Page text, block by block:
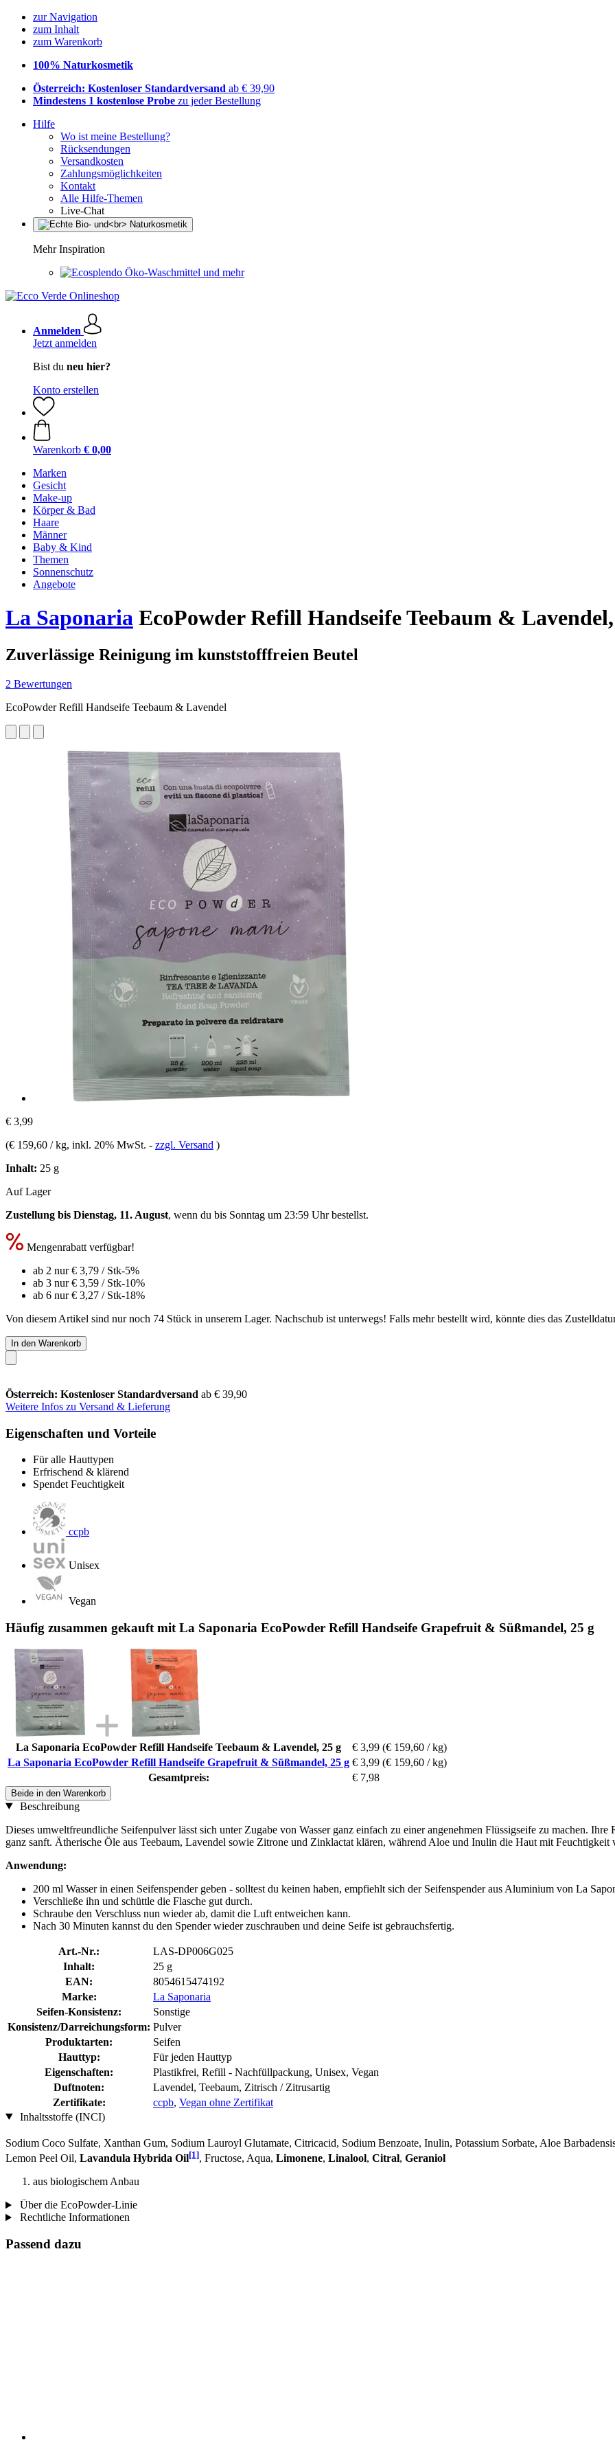
zur Navigation
zum Inhalt
zum Warenkorb
100% Naturkosmetik
Österreich: Kostenloser Standardversand ab € 39,90
Mindestens 1 kostenlose Probe zu jeder Bestellung
Hilfe
Wo ist meine Bestellung?
Rücksendungen
Versandkosten
Zahlungsmöglichkeiten
Kontakt
Alle Hilfe-Themen
Live-Chat
Mehr Inspiration
Öko-Waschmittel und mehr
Anmelden
Jetzt anmelden
Bist du neu hier?
Konto erstellen
Warenkorb € 0,00
Marken
Gesicht
Make-up
Körper & Bad
Haare
Männer
Baby & Kind
Themen
Sonnenschutz
Angebote
La Saponaria EcoPowder Refill Handseife Teebaum &
Zuverlässige Reinigung im kunststofffreien Beutel
2 Bewertungen
EcoPowder Refill Handseife Teebaum & Lavendel
€ 3,99
(€ 159,60 / kg, inkl. 20% MwSt. - zzgl. Versand )
Inhalt: 25 g
Auf Lager
Zustellung bis Dienstag, 11. August, wenn du bis Sonntag um 23:59 Uhrbestellst.
Mengenrabatt verfügbar!
ab 2 nur€ 3,79 / Stk-5%
ab 3 nur€ 3,59 / Stk-10%
ab 6 nur€ 3,27 / Stk-18%
Von diesem Artikel sind nur noch 74 Stück in unserem Lager. Nachschub ist unterwegs! Falls mehr bestellt wird, könnte dies das
In den Warenkorb
Österreich: Kostenloser Standardversand ab € 39,90
Weitere Infos zu Versand & Lieferung
Eigenschaften und Vorteile
Für alle Hauttypen
Erfrischend & klärend
Spendet Feuchtigkeit
ccpb
Unisex
Vegan
Häufig zusammen gekauft mit La Saponaria EcoPowder Refill Handseife Grapefruit & Süßmandel, 25 g
La Saponaria EcoPowder Refill Handseife Teebaum & Lavendel, 25 g € 3,99 (€ 159,60 / kg)
La Saponaria EcoPowder Refill Handseife Grapefruit & Süßmandel, 25 g € 3,99 (€ 159,60 / kg)
Gesamtpreis:
€ 7,98
Beide in den Warenkorb
Beschreibung
Dieses umweltfreundliche Seifenpulver lässt sich unter Zugabe von Wasser ganz einfach zu einer angenehmen Flüssigseife zu machen.
ganz sanft. Ätherische Öle aus Teebaum, Lavendel sowie Zitrone und Zinklactat klären, während Aloe und Inulin die Haut mit Feuchtigkeit
Anwendung:
200 ml Wasser in einen Seifenspender geben - solltest du keinen haben, empfiehlt sich der Seifenspender aus Aluminium von La
Verschließe ihn und schüttle die Flasche gut durch.
Schraube den Verschluss nun wieder ab, damit die Luft entweichen kann.
Nach 30 Minuten kannst du den Spender wieder zuschrauben und deine Seife ist gebrauchsfertig.
Art.-Nr.:
LAS-DP006G025
Inhalt:
25 g
EAN:
8054615474192
Marke:
La Saponaria
Seifen-Konsistenz:
Sonstige
Konsistenz/Darreichungsform: Pulver
Produktarten:
Seifen
Hauttyp:
Für jeden Hauttyp
Eigenschaften:
Plastikfrei, Refill - Nachfüllpackung, Unisex, Vegan
Duftnoten:
Lavendel, Teebaum, Zitrisch / Zitrusartig
Zertifikate:
ccpb, Vegan ohne Zertifikat
Inhaltsstoffe (INCI)
Sodium Coco­ Sulfate, Xanthan Gum, Sodium Lauroyl Glutamate, Citricacid, Sodium Benzoate, Inulin, Potassium Sorbate, Aloe
Lemon Peel Oil, Lavandula Hybrida Oil[1], Fructose, Aqua, Limonene, Linalool, Citral, Geraniol
aus biologischem Anbau
Über die EcoPowder-Linie
Rechtliche Informationen
Passend dazu